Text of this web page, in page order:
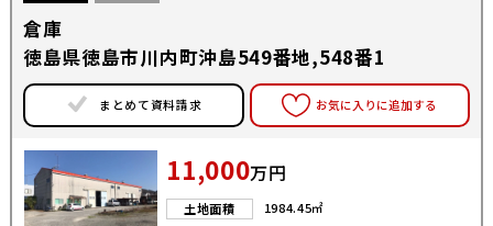
倉庫
徳島県徳島市川内町沖島549番地,548番1
まとめて資料請求 お気に入りに追加する
11,000万円
土地面積
1984.45㎡